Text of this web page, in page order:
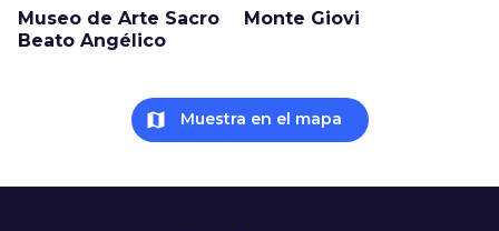
Museo de Arte Sacro
Beato Angélico
Monte Giovi
map Muestra en el mapa